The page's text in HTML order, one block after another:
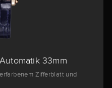
33mm
Zifferblatt und